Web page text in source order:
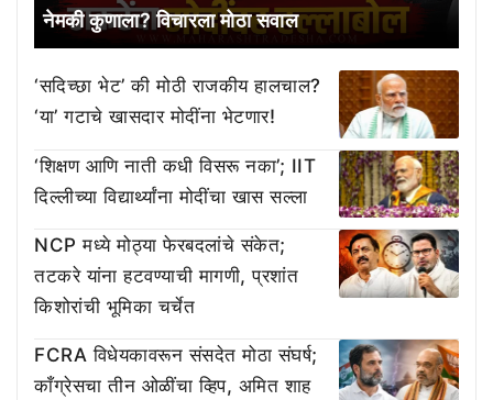
नेमकी कुणाला? विचारला मोठा सवाल
‘सदिच्छा भेट’ की मोठी राजकीय हालचाल?
‘या’ गटाचे खासदार मोदींना भेटणार!
‘शिक्षण आणि नाती कधी विसरू नका’; IIT
दिल्लीच्या विद्यार्थ्यांना मोदींचा खास सल्ला
NCP मध्ये मोठ्या फेरबदलांचे संकेत;
तटकरे यांना हटवण्याची मागणी, प्रशांत
किशोरांची भूमिका चर्चेत
FCRA विधेयकावरून संसदेत मोठा संघर्ष;
काँग्रेसचा तीन ओळींचा व्हिप, अमित शाह